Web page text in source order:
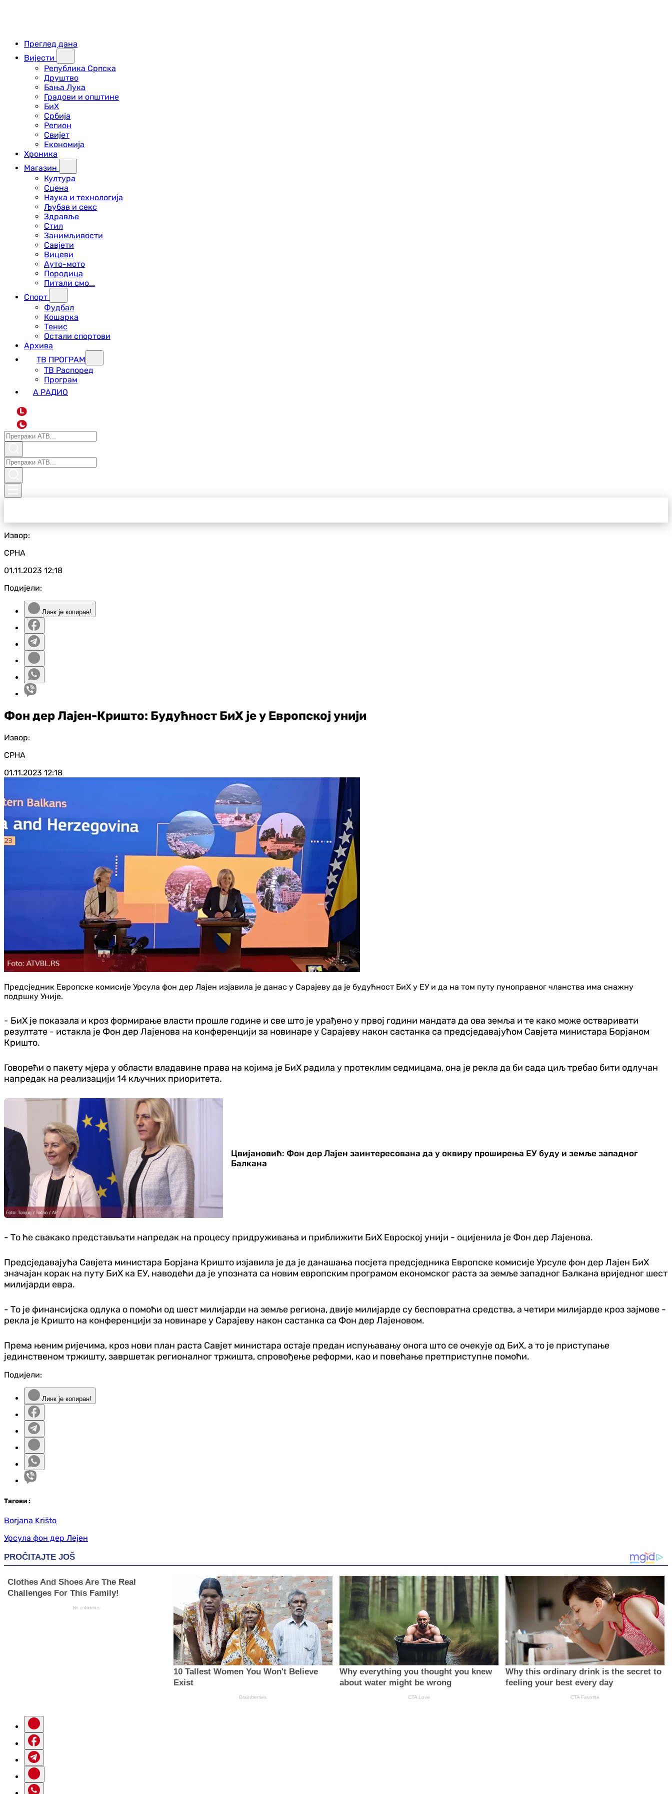
Преглед дана
Вијести
Република Српска
Друштво
Бања Лука
Градови и општине
БиХ
Србија
Регион
Свијет
Економија
Хроника
Магазин
Култура
Сцена
Наука и технологија
Љубав и секс
Здравље
Стил
Занимљивости
Савјети
Вицеви
Ауто-мото
Породица
Питали смо...
Спорт
Фудбал
Кошарка
Тенис
Остали спортови
Архива
ТВ ПРОГРАМ
ТВ Распоред
Програм
А РАДИО
L
Извор:
СРНА
01.11.2023 12:18
Подијели:
Линк је копиран!
Фон дер Лајен-Кришто: Будућност БиХ је у Европској унији
Извор:
СРНА
01.11.2023 12:18
Предсједник Европске комисије Урсула фон дер Лајен изјавила је данас у Сарајеву да је будућност БиХ у ЕУ и да на том путу пуноправног чланства има снажну
подршку Уније.
- БиХ је показала и кроз формирање власти прошле године и све што је урађено у првој години мандата да ова земља и те како може остваривати
резултате - истакла је Фон дер Лајенова на конференцији за новинаре у Сарајеву након састанка са предсједавајућом Савјета министара Борјаном
Кришто.
Говорећи о пакету мјера у области владавине права на којима је БиХ радила у протеклим седмицама, она је рекла да би сада циљ требао бити одлучан
напредак на реализацији 14 кључних приоритета.
Цвијановић: Фон дер Лајен заинтересована да у оквиру проширења ЕУ буду и земље западног
Балкана
- То ће свакако представљати напредак на процесу придруживања и приближити БиХ Евроској унији - оцијенила је Фон дер Лајенова.
Предсједавајућа Савјета министара Борјана Кришто изјавила је да је данашања посјета предсједника Европске комисије Урсуле фон дер Лајен БиХ
значајан корак на путу БиХ ка ЕУ, наводећи да је упозната са новим европским програмом економског раста за земље западног Балкана вриједног шест
милијарди евра.
- То је финансијска одлука о помоћи од шест милијарди на земље региона, двије милијарде су бесповратна средства, а четири милијарде кроз зајмове -
рекла је Кришто на конференцији за новинаре у Сарајеву након састанка са Фон дер Лајеновом.
Према њеним ријечима, кроз нови план раста Савјет министара остаје предан испуњавању онога што се очекује од БиХ, а то је приступање
јединственом тржишту, завршетак регионалног тржишта, спровођење реформи, као и повећање претприступне помоћи.
Подијели:
Линк је копиран!
Тагови :
Borjana Krišto
Урсула фон дер Лејен